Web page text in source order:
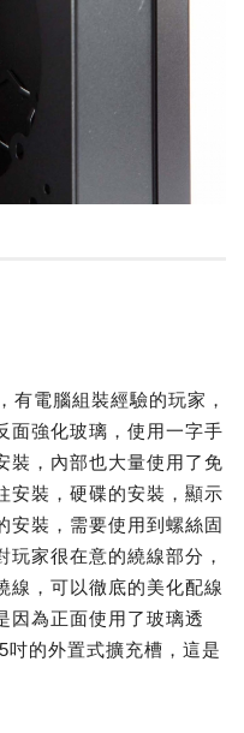
電腦組裝經驗的玩家，
面強化玻璃，使用一字手
裝，內部也大量使用了免
安裝，硬碟的安裝，顯示
安裝，需要使用到螺絲固
家很在意的繞線部分，
線，可以徹底的美化配線
因為正面使用了玻璃透
的外置式擴充槽，這是